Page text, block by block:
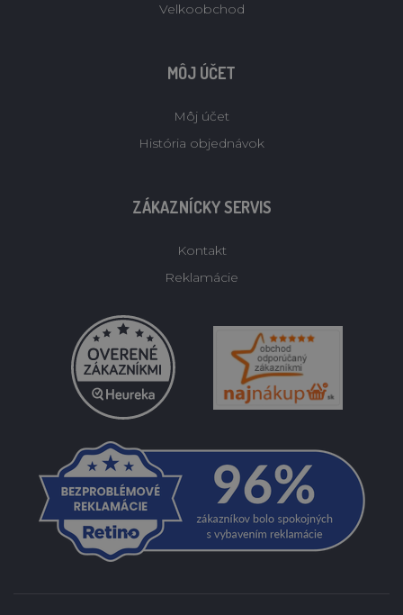
Velkoobchod
MÔJ ÚČET
Môj účet
História objednávok
ZÁKAZNÍCKY SERVIS
Kontakt
Reklamácie